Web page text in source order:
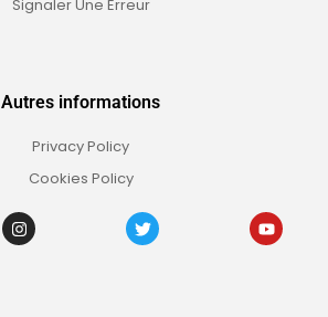
Signaler Une Erreur
Autres informations
Privacy Policy
Cookies Policy